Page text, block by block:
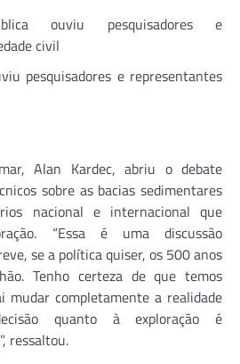
pesquisadores e representantes
Alan Kardec, abriu o debate
sobre as bacias sedimentares
nacional e internacional que
“Essa é uma discussão
se a política quiser, os 500 anos
Tenho certeza de que temos
mudar completamente a realidade
quanto à exploração é
ressaltou.